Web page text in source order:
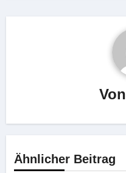
Von
Ähnlicher Beitrag